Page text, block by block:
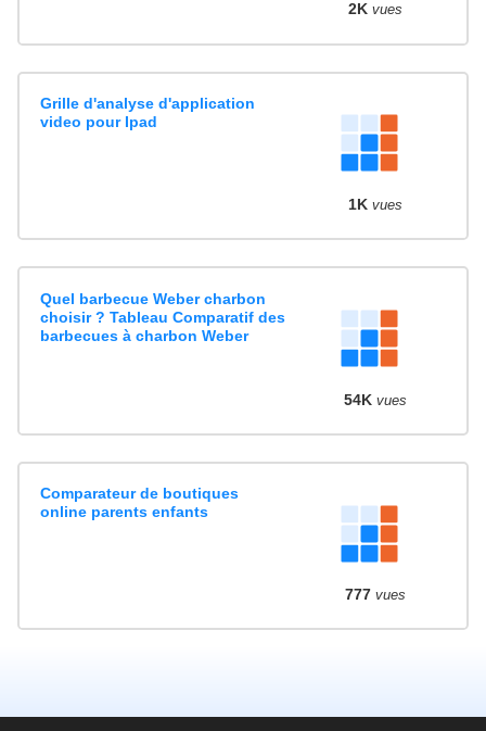
2K vues
Grille d'analyse d'application
video pour Ipad
1K vues
Quel barbecue Weber charbon
choisir ? Tableau Comparatif des
barbecues à charbon Weber
54K vues
Comparateur de boutiques
online parents enfants
777 vues